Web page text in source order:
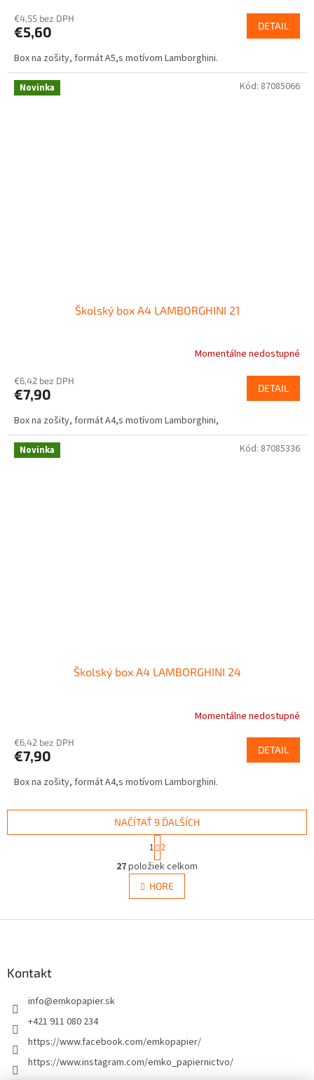
€4,55 bez DPH
€5,60 DETAIL
Box na zošity, formát A5,s motívom Lamborghini.
Novinka
Školský box A4 LAMBORGHINI 21
Momentálne nedostupné
€6,42 bez DPH
€7,90 DETAIL
Box na zošity, formát A4,s motívom Lamborghini,
Kód: 87085066
Novinka
Školský box A4 LAMBORGHINI 24
Momentálne nedostupné
€6,42 bez DPH
€7,90 DETAIL
Box na zošity, formát A4,s motívom Lamborghini.
Kód: 87085336
O
v
l
á
v
ý
NAČÍTAŤ 9 ĎALŠÍCH
t
r
á
n
k
v
1 2
27položiek celkom
HORE
Kontakt
info@emkopapier.sk
+421 911 080 234
https://www.facebook.com/emkopapier/
https://www.instagram.com/emko_papiernictvo/